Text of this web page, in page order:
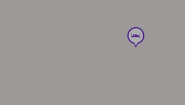
hotel